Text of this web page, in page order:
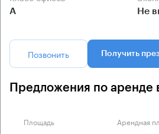
А Не
Позвонить Получить
Предложения по аренде
Площадь Арендная